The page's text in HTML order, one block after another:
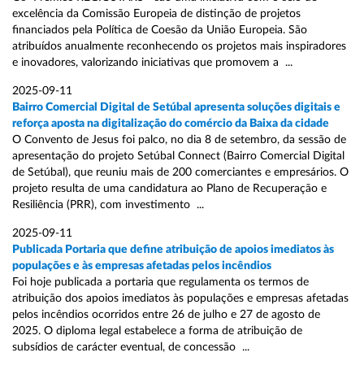
excelência da Comissão Europeia de distinção de projetos
financiados pela Política de Coesão da União Europeia. São
atribuídos anualmente reconhecendo os projetos mais inspiradores
e inovadores, valorizando iniciativas que promovem a ...
2025-09-11
Bairro Comercial Digital de Setúbal apresenta soluções digitais e
reforça aposta na digitalização do comércio da Baixa da cidade
O Convento de Jesus foi palco, no dia 8 de setembro, da sessão de
apresentação do projeto Setúbal Connect (Bairro Comercial Digital
de Setúbal), que reuniu mais de 200 comerciantes e empresários. O
projeto resulta de uma candidatura ao Plano de Recuperação e
Resiliência (PRR), com investimento ...
2025-09-11
Publicada Portaria que define atribuição de apoios imediatos às
populações e às empresas afetadas pelos incêndios
Foi hoje publicada a portaria que regulamenta os termos de
atribuição dos apoios imediatos às populações e empresas afetadas
pelos incêndios ocorridos entre 26 de julho e 27 de agosto de
2025. O diploma legal estabelece a forma de atribuição de
subsídios de carácter eventual, de concessão ...